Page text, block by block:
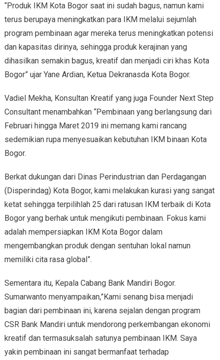
“Produk IKM Kota Bogor saat ini sudah bagus, namun kami
terus berupaya meningkatkan para IKM melalui sejumlah
program pembinaan agar mereka terus meningkatkan potensi
dan kapasitas dirinya, sehingga produk kerajinan yang
dihasilkan semakin bagus, kreatif dan menjadi ciri khas Kota
Bogor” ujar Yane Ardian, Ketua Dekranasda Kota Bogor.
Vadiel Mekha, Konsultan Kreatif yang juga Founder Next Step
Consultant menambahkan “Pembinaan yang berlangsung dari
Februari hingga Maret 2019 ini memang kami rancang
sedemikian rupa menyesuaikan kebutuhan IKM binaan Kota
Bogor.
Berkat dukungan dari Dinas Perindustrian dan Perdagangan
(Disperindag) Kota Bogor, kami melakukan kurasi yang sangat
ketat sehingga terpilihlah 25 dari ratusan IKM terbaik di Kota
Bogor yang berhak untuk mengikuti pembinaan. Fokus kami
adalah mempersiapkan IKM Kota Bogor dalam
mengembangkan produk dengan sentuhan lokal namun
memiliki cita rasa global”.
Sementara itu, Kepala Cabang Bank Mandiri Bogor.
Sumarwanto menyampaikan,”Kami senang bisa menjadi
bagian dari pembinaan ini, karena sejalan dengan program
CSR Bank Mandiri untuk mendorong perkembangan ekonomi
kreatif dan termasuksalah satunya pembinaan IKM. Saya
yakin pembinaan ini sangat bermanfaat terhadap